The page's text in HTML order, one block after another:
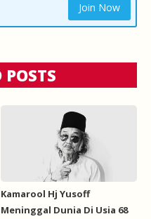
Join Now
POSTS
Kamarool Hj Yusoff
Meninggal Dunia Di Usia 68